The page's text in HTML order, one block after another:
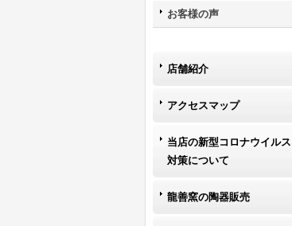
お客様の声
店舗紹介
アクセスマップ
当店の新型コロナウイルス
対策について
龍善窯の陶器販売